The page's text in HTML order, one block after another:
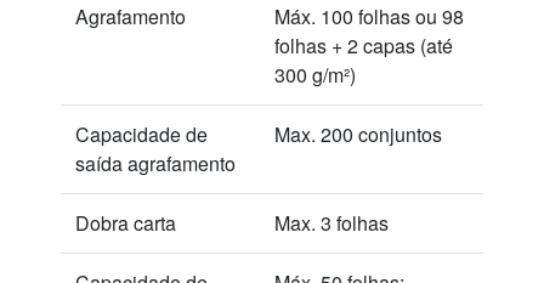
Agrafamento
Máx. 100 folhas ou 98
folhas + 2 capas (até
300 g/m²)
Capacidade de
saída agrafamento
Max. 200 conjuntos
Dobra carta Max. 3 folhas